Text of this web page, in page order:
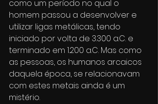
como um período no qual o
homem passou a desenvolver e
utilizar ligas metálicas, tendo
iniciado por volta de 3.300 a.C. e
terminado em 1.200 a.C. Mas como
as pessoas, os humanos arcaicos
daquela época, se relacionavam
com estes metais ainda é um
mistério.